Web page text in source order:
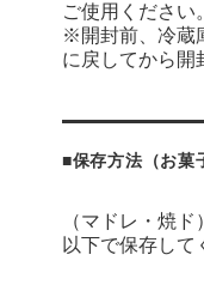
ご使用ください。
※開封前、冷蔵
に戻してから開
■保存方法（お菓
（マドレ・焼
以下で保存して